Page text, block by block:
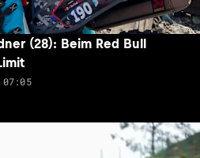
(28): Beim Red Bull